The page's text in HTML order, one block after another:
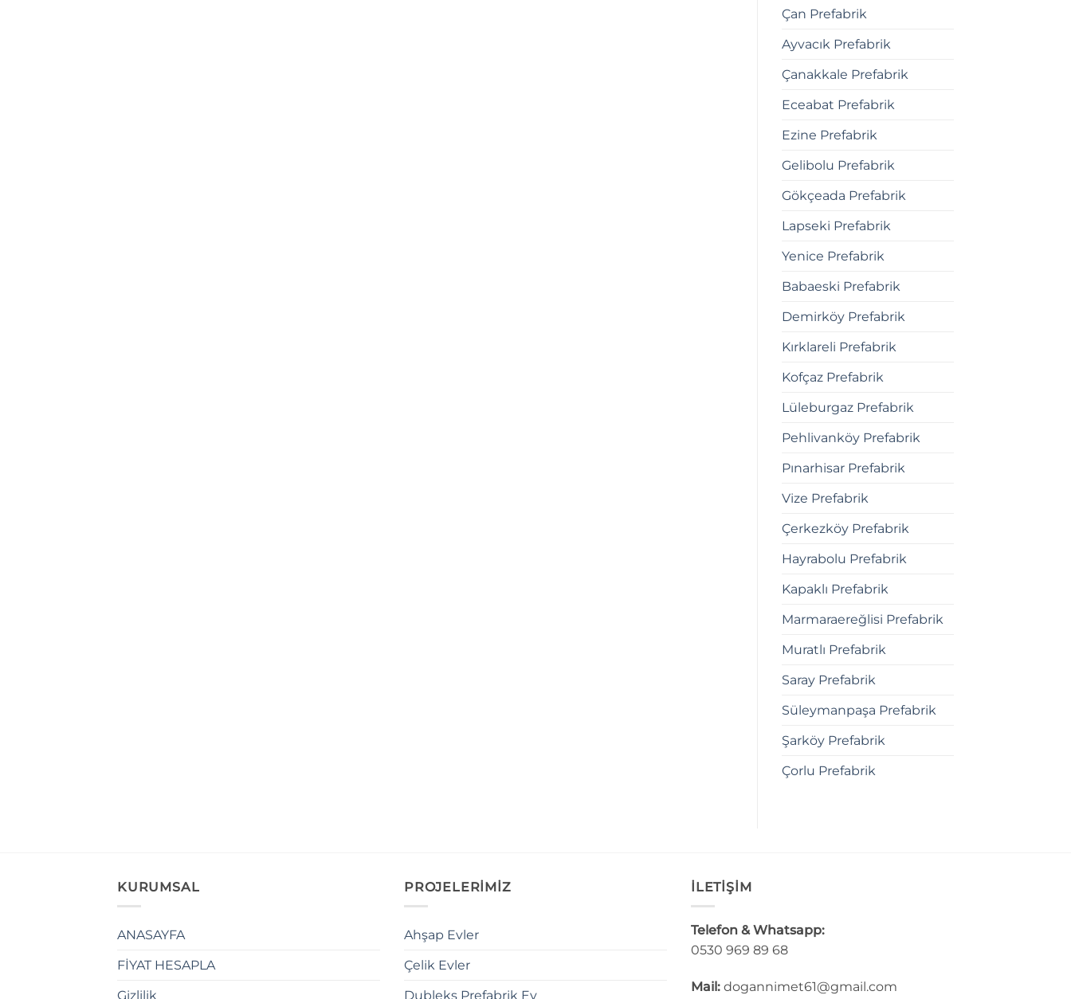
Çan Prefabrik
Ayvacık Prefabrik
Çanakkale Prefabrik
Eceabat Prefabrik
Ezine Prefabrik
Gelibolu Prefabrik
Gökçeada Prefabrik
Lapseki Prefabrik
Yenice Prefabrik
Babaeski Prefabrik
Demirköy Prefabrik
Kırklareli Prefabrik
Kofçaz Prefabrik
Lüleburgaz Prefabrik
Pehlivanköy Prefabrik
Pınarhisar Prefabrik
Vize Prefabrik
Çerkezköy Prefabrik
Hayrabolu Prefabrik
Kapaklı Prefabrik
Marmaraereğlisi Prefabrik
Muratlı Prefabrik
Saray Prefabrik
Süleymanpaşa Prefabrik
Şarköy Prefabrik
Çorlu Prefabrik
KURUMSAL
ANASAYFA
FİYAT HESAPLA
Gizlilik
PROJELERİMİZ
Ahşap Evler
Çelik Evler
Dubleks Prefabrik Ev
İLETİŞİM
Telefon & Whatsapp:
0530 969 89 68
Mail: dogannimet61@gmail.com